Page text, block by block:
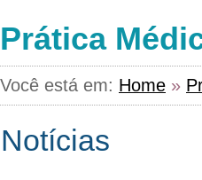
Prática
Você está em: Home »